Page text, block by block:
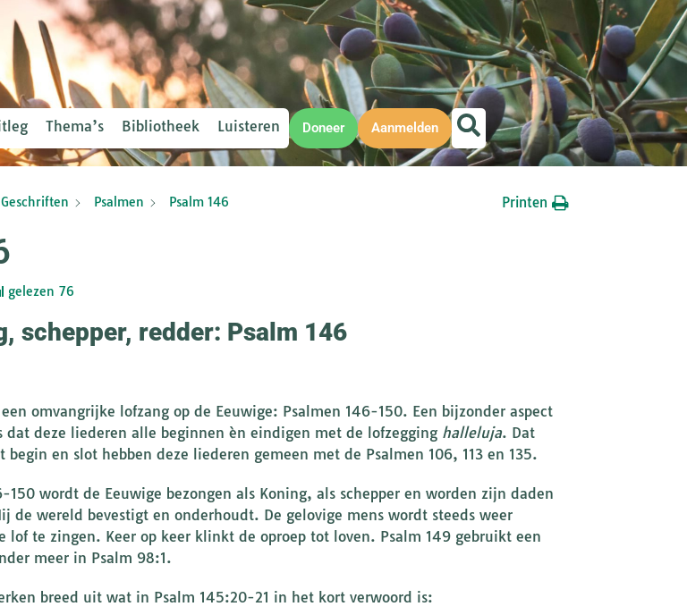
Thema’s Bibliotheek Luisteren Doneer Aanmelden
Geschriften Psalmen Psalm 146 Printen
gelezen 76
schepper, redder: Psalm 146
omvangrijke lofzang op de Eeuwige: Psalmen 146-150. Een bijzonder aspect
dat deze liederen alle beginnen èn eindigen met de lofzegging halleluja. Dat
en slot hebben deze liederen gemeen met de Psalmen 106, 113 en 135.
150 wordt de Eeuwige bezongen als Koning, als schepper en worden zijn daden
de wereld bevestigt en onderhoudt. De gelovige mens wordt steeds weer
lof te zingen. Keer op keer klinkt de oproep tot loven. Psalm 149 gebruikt een
meer in Psalm 98:1.
breed uit wat in Psalm 145:20-21 in het kort verwoord is: